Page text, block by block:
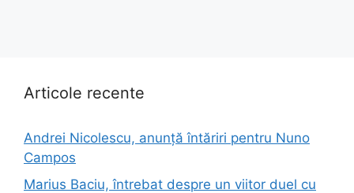
Articole recente
Andrei Nicolescu, anunță întăriri pentru Nuno
Campos
Marius Baciu, întrebat despre un viitor duel cu